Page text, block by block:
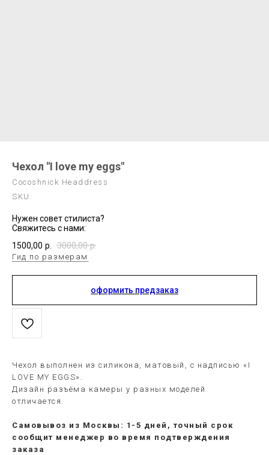
Чехол "I love my eggs"
Cocoshnick Headdress
SKU:
Нужен совет стилиста?
Свяжитесь с нами:
1500,00 р. 3000,00 р.
Гид по размерам
оформить предзаказ
Чехол выполнен из силикона, матовый, с надписью «I
LOVE MY EGGS».
Дизайн разъёма камеры у разных моделей
отличается.
Самовывоз из Москвы: 1-5 дней, точный срок
сообщит менеджер во время подтверждения
заказа